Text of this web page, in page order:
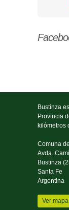
Bustinza
Provincia
kilómetros
Comuna
Avda.
Bustinza
Santa Fe
Argentina
Ver mapa